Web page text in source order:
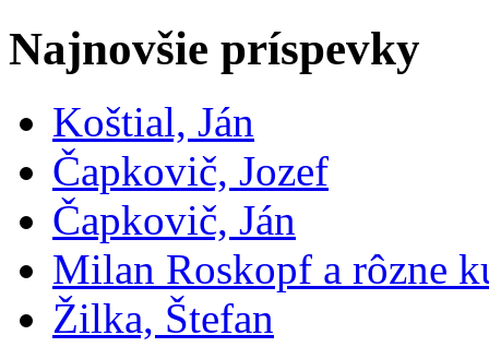
Najnovšie príspevky
Koštial, Ján
Čapkovič, Jozef
Čapkovič, Ján
Milan Roskopf a rôzne
Žilka, Štefan